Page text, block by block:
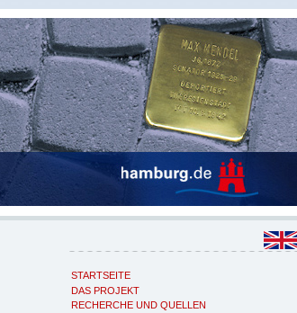
STARTSEITE
DAS PROJEKT
RECHERCHE UND QUELLEN